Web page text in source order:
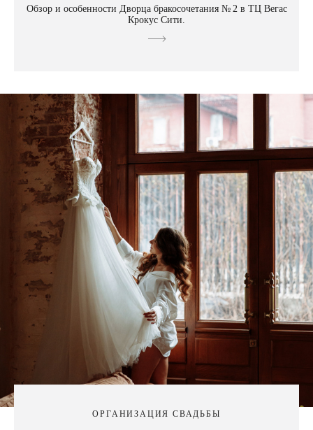
Обзор и особенности Дворца бракосочетания № 2 в ТЦ Вегас
Крокус Сити.
ОРГАНИЗАЦИЯ СВАДЬБЫ